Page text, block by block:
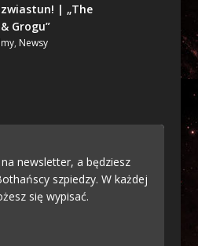
| „The
Grogu”
, Newsy
newsletter, a będziesz
szpiedzy. W każdej
się wypisać.